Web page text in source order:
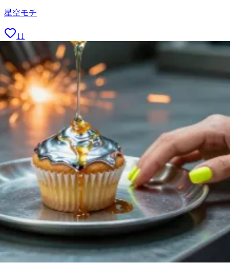
星空モチ
11